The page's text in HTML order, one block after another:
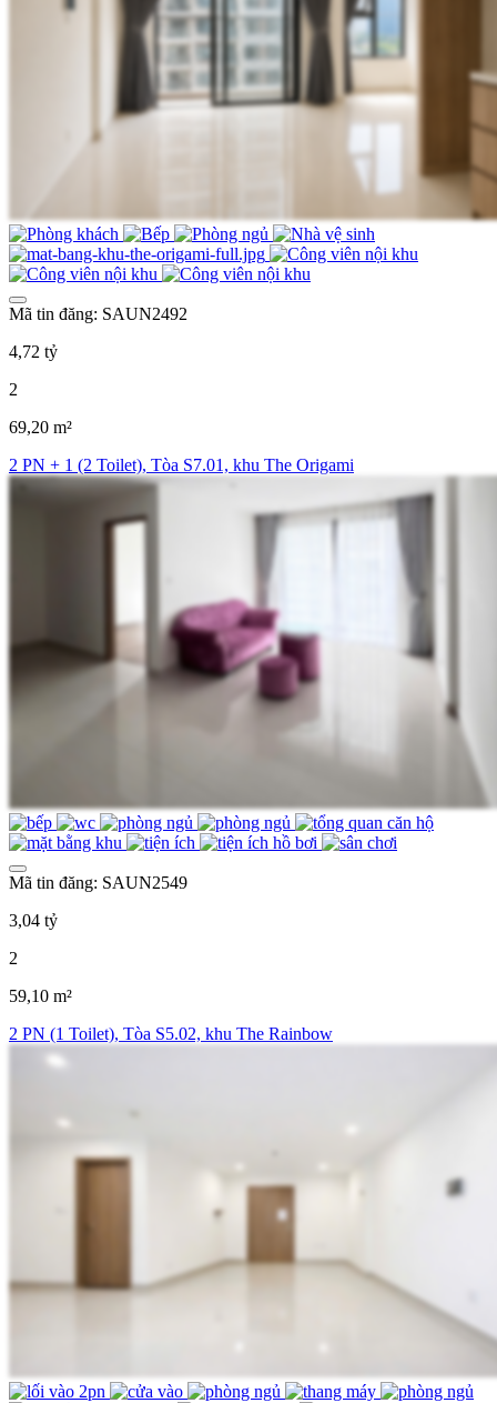
Mã tin đăng: SAUN2492
4,72 tỷ
2
69,20 m²
2 PN + 1 (2 Toilet), Tòa S7.01, khu The Origami
Mã tin đăng: SAUN2549
3,04 tỷ
2
59,10 m²
2 PN (1 Toilet), Tòa S5.02, khu The Rainbow